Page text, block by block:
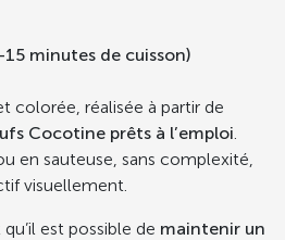
minutes de cuisson)
colorée, réalisée à partir de
Cocotine prêts à l’emploi.
en sauteuse, sans complexité,
visuellement.
est possible de maintenir un